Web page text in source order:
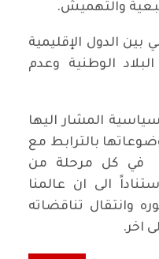
والتهميش.
بين الدول الإقليمية
الوطنية وعدم
المشار اليها
بالترابط مع
في كل مرحلة من
الى ان عالمنا
وانتقال تناقضاته
اخر.